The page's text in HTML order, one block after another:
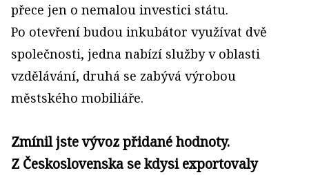
přece jen o nemalou investici státu.
Po otevření budou inkubátor využívat dvě
společnosti, jedna nabízí služby v oblasti
vzdělávání, druhá se zabývá výrobou
městského mobiliáře.
Zmínil jste vývoz přidané hodnoty.
Z Československa se kdysi exportovaly